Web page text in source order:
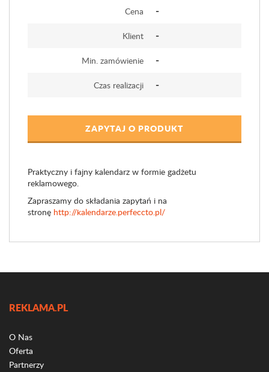
Cena -
Klient -
Min. zamówienie -
Czas realizacji -
ZAPYTAJ O PRODUKT
Praktyczny i fajny kalendarz w formie gadżetu
reklamowego.
Zapraszamy do składania zapytań i na
stronę http://kalendarze.perfeccto.pl/
REKLAMA.PL
O Nas
Oferta
Partnerzy